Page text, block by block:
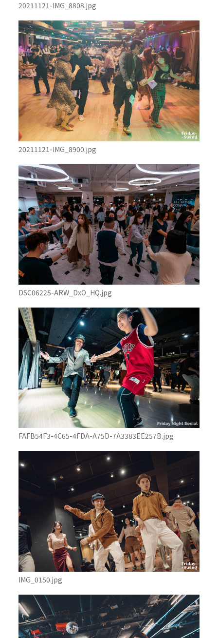
20211121-IMG_8808.jpg
20211121-IMG_8900.jpg
DSC06225-ARW_DxO_HQ.jpg
FAFB54F3-4C65-4FDA-A75D-7A3383EE257B.jpg
IMG_0150.jpg